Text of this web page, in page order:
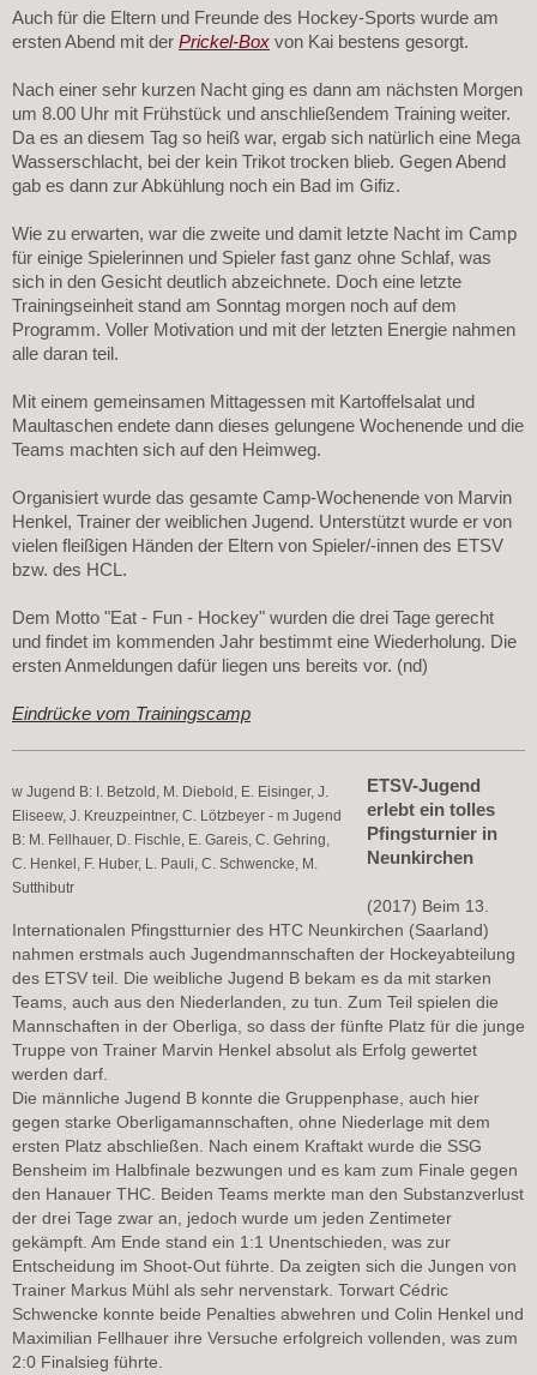
Auch für die Eltern und Freunde des Hockey-Sports wurde am
ersten Abend mit der Prickel-Box von Kai bestens gesorgt.
Nach einer sehr kurzen Nacht ging es dann am nächsten Morgen
um 8.00 Uhr mit Frühstück und anschließendem Training weiter.
Da es an diesem Tag so heiß war, ergab sich natürlich eine Mega
Wasserschlacht, bei der kein Trikot trocken blieb. Gegen Abend
gab es dann zur Abkühlung noch ein Bad im Gifiz.
Wie zu erwarten, war die zweite und damit letzte Nacht im Camp
für einige Spielerinnen und Spieler fast ganz ohne Schlaf, was
sich in den Gesicht deutlich abzeichnete. Doch eine letzte
Trainingseinheit stand am Sonntag morgen noch auf dem
Programm. Voller Motivation und mit der letzten Energie nahmen
alle daran teil.
Mit einem gemeinsamen Mittagessen mit Kartoffelsalat und
Maultaschen endete dann dieses gelungene Wochenende und die
Teams machten sich auf den Heimweg.
Organisiert wurde das gesamte Camp-Wochenende von Marvin
Henkel, Trainer der weiblichen Jugend. Unterstützt wurde er von
vielen fleißigen Händen der Eltern von Spieler/-innen des ETSV
bzw. des HCL.
Dem Motto "Eat - Fun - Hockey" wurden die drei Tage gerecht
und findet im kommenden Jahr bestimmt eine Wiederholung. Die
ersten Anmeldungen dafür liegen uns bereits vor. (nd)
Eindrücke vom Trainingscamp
w Jugend B: I. Betzold, M. Diebold, E. Eisinger, J.
Eliseew, J. Kreuzpeintner, C. Lötzbeyer - m Jugend
B: M. Fellhauer, D. Fischle, E. Gareis, C. Gehring,
C. Henkel, F. Huber, L. Pauli, C. Schwencke, M.
Sutthibutr
ETSV-Jugend
erlebt ein tolles
Pfingsturnier in
Neunkirchen
(2017) Beim 13.
Internationalen Pfingstturnier des HTC Neunkirchen (Saarland)
nahmen erstmals auch Jugendmannschaften der Hockeyabteilung
des ETSV teil. Die weibliche Jugend B bekam es da mit starken
Teams, auch aus den Niederlanden, zu tun. Zum Teil spielen die
Mannschaften in der Oberliga, so dass der fünfte Platz für die junge
Truppe von Trainer Marvin Henkel absolut als Erfolg gewertet
werden darf.
Die männliche Jugend B konnte die Gruppenphase, auch hier
gegen starke Oberligamannschaften, ohne Niederlage mit dem
ersten Platz abschließen. Nach einem Kraftakt wurde die SSG
Bensheim im Halbfinale bezwungen und es kam zum Finale gegen
den Hanauer THC. Beiden Teams merkte man den Substanzverlust
der drei Tage zwar an, jedoch wurde um jeden Zentimeter
gekämpft. Am Ende stand ein 1:1 Unentschieden, was zur
Entscheidung im Shoot-Out führte. Da zeigten sich die Jungen von
Trainer Markus Mühl als sehr nervenstark. Torwart Cédric
Schwencke konnte beide Penalties abwehren und Colin Henkel und
Maximilian Fellhauer ihre Versuche erfolgreich vollenden, was zum
2:0 Finalsieg führte.